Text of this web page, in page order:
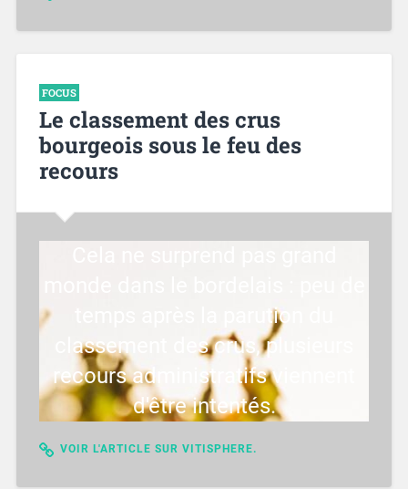
FOCUS
Le classement des crus
bourgeois sous le feu des
recours
temps après la parution du
classement des crus, plusieurs
recours administratifs viennent
d'être intentés.
VOIR L'ARTICLE SUR VITISPHERE.